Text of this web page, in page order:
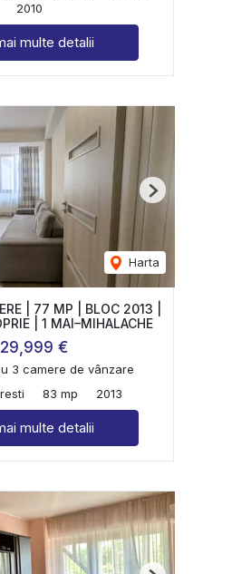
2010
multe detalii
Harta
Next
| 77 MP | BLOC 2013 |
| 1 MAI–MIHALACHE
€
3 camere de vânzare
83 mp 2013
multe detalii